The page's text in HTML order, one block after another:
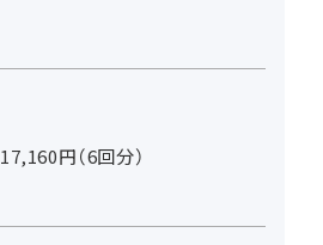
17,160円（6回分）